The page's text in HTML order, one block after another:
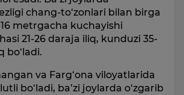
chang-to‘zonlari bilan birga
metrgacha kuchayishi
21-26 daraja iliq, kunduzi 35-
bo‘ladi.
va Farg‘ona viloyatlarida
bo‘ladi, ba’zi joylarda o‘zgarib